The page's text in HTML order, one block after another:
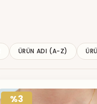
ÜRÜN ADI (A-Z)
%3